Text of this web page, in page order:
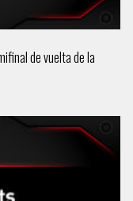
de vuelta de la